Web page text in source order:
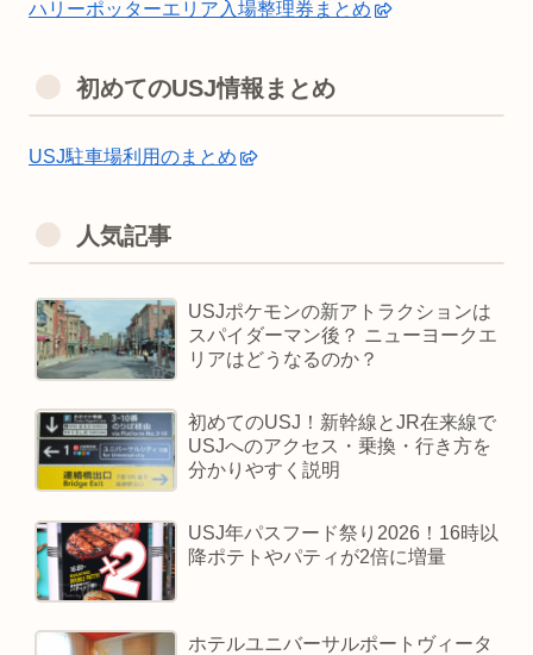
ハリーポッターエリア入場整理券まとめ
初めてのUSJ情報まとめ
USJ駐車場利用のまとめ
人気記事
USJポケモンの新アトラクションは
スパイダーマン後？ ニューヨークエ
リアはどうなるのか？
初めてのUSJ！新幹線とJR在来線で
USJへのアクセス・乗換・行き方を
分かりやすく説明
USJ年パスフード祭り2026！16時以
降ポテトやパティが2倍に増量
ホテルユニバーサルポートヴィータ